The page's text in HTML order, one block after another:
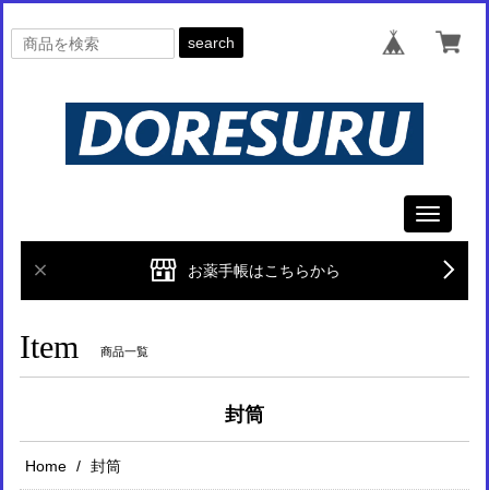
search
Toggle
お薬手帳はこちらから
Item 商品一覧
封筒
Home 封筒